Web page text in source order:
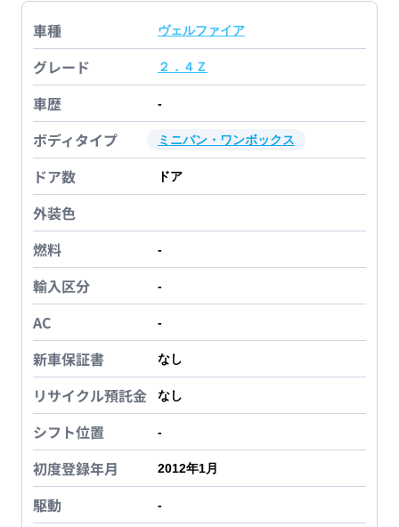
車種 ヴェルファイア
グレード ２．４Ｚ
車歴 -
ボディタイプ ミニバン・ワンボックス
ドア数 ドア
外装色
燃料
-
輸入区分 -
AC -
新車保証書 なし
リサイクル預託金 なし
シフト位置 -
初度登録年月 2012年1月
駆動 -